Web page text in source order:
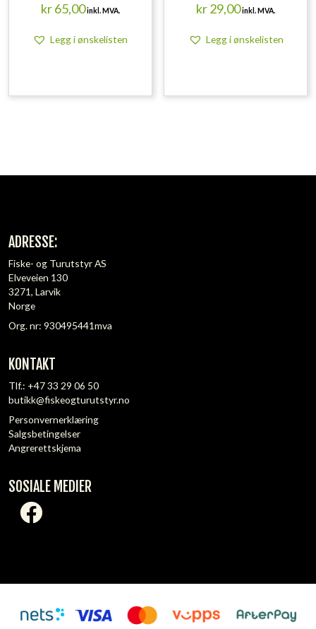
kr65,00inkl. MVA.
Legg i ønskelisten
kr29,00inkl. MVA.
Legg i ønskelisten
ADRESSE:
Fiske- og Turutstyr AS
Elveveien 130
3271, Larvik
Norge
Org. nr: 930495441mva
KONTAKT
Tlf.: +47 33 29 06 50
butikk@fiskeogturutstyr.no
Personvernerklæring
Salgsbetingelser
Angrerettskjema
SOSIALE MEDIER